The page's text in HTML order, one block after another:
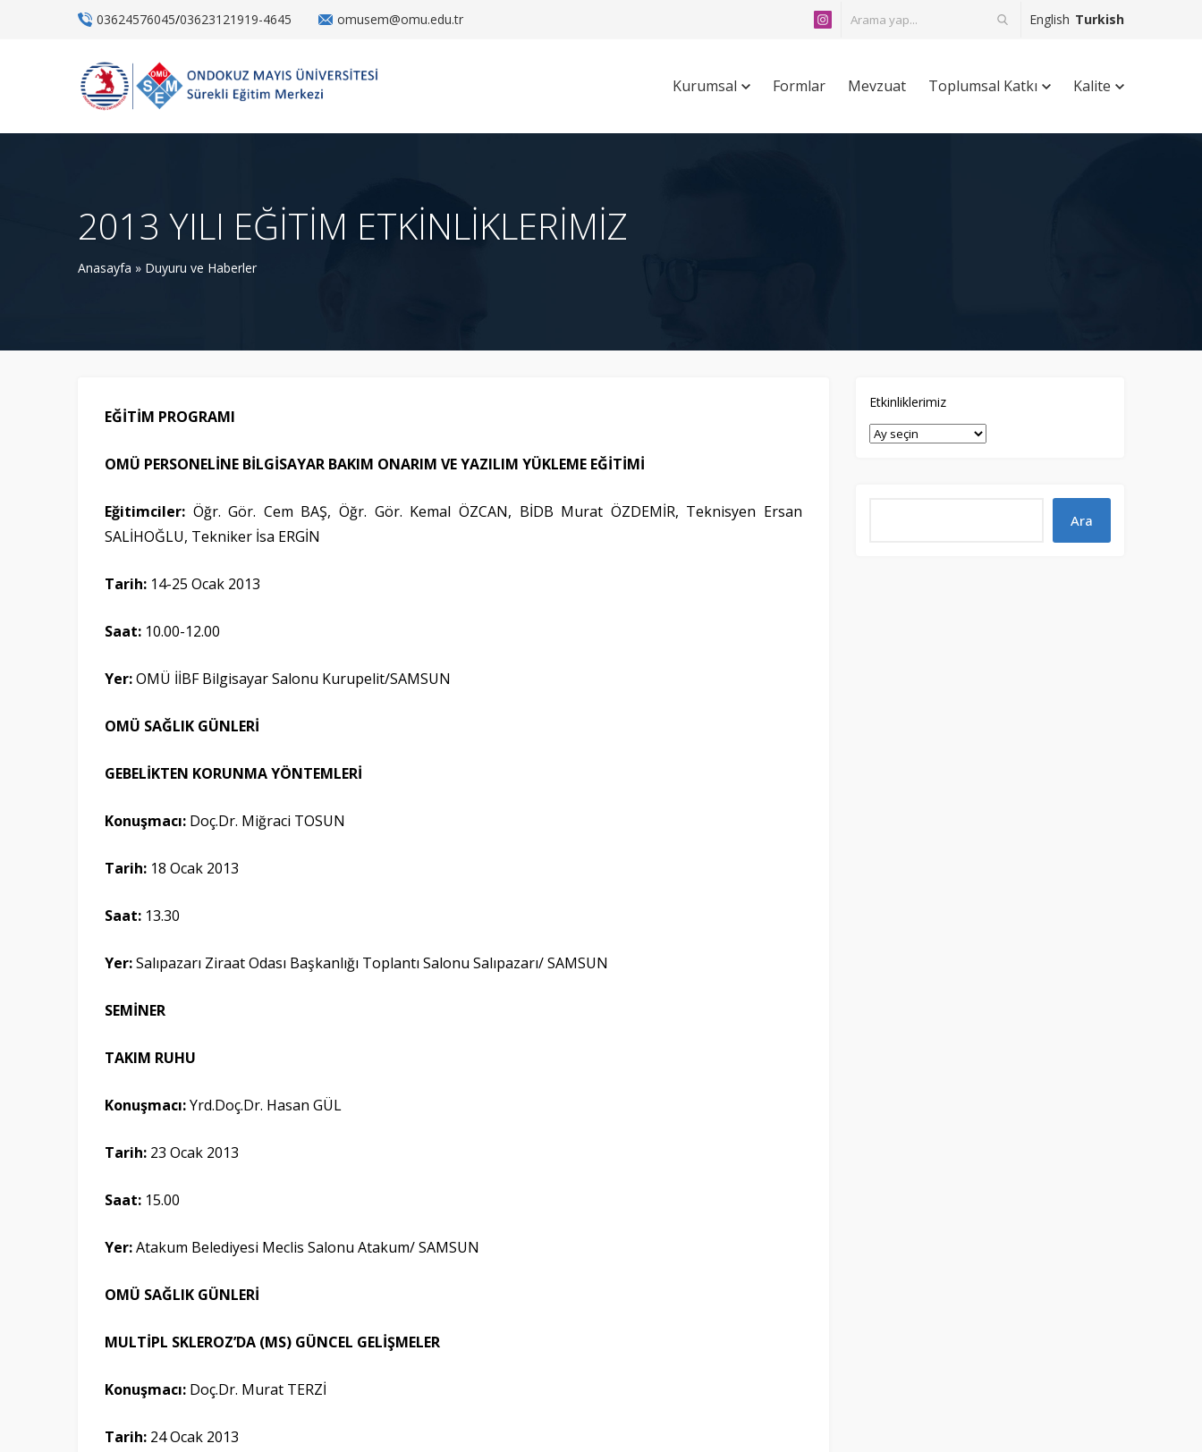
03624576045/03623121919-4645 omusem@omu.edu.tr English Turkish
Kurumsal Formlar Mevzuat Toplumsal Katkı Kalite
2013 YILI EĞİTİM ETKİNLİKLERİMİZ
Anasayfa » Duyuru ve Haberler
EĞİTİM PROGRAMI
OMÜ PERSONELİNE BİLGİSAYAR BAKIM ONARIM VE YAZILIM YÜKLEME EĞİTİMİ
Eğitimciler: Öğr. Gör. Cem BAŞ, Öğr. Gör. Kemal ÖZCAN, BİDB Murat ÖZDEMİR, Teknisyen Ersan
SALİHOĞLU, Tekniker İsa ERGİN
Tarih: 14-25 Ocak 2013
Saat: 10.00-12.00
Yer:OMÜ İİBF Bilgisayar Salonu Kurupelit/SAMSUN
OMÜ SAĞLIK GÜNLERİ
GEBELİKTEN KORUNMA YÖNTEMLERİ
Konuşmacı: Doç.Dr. Miğraci TOSUN
Tarih: 18 Ocak 2013
Saat: 13.30
Yer:Salıpazarı Ziraat Odası Başkanlığı Toplantı Salonu Salıpazarı/ SAMSUN
SEMİNER
TAKIM RUHU
Konuşmacı:Yrd.Doç.Dr. Hasan GÜL
Tarih: 23 Ocak 2013
Saat: 15.00
Yer:Atakum Belediyesi Meclis Salonu Atakum/ SAMSUN
OMÜ SAĞLIK GÜNLERİ
MULTİPL SKLEROZ’DA (MS) GÜNCEL GELİŞMELER
Konuşmacı: Doç.Dr. Murat TERZİ
Tarih: 24 Ocak 2013
Etkinliklerimiz